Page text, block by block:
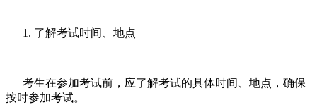
1. 了解考试时间、地点
考生在参加考试前，应了解考试的具体时间、地点，确保
按时参加考试。